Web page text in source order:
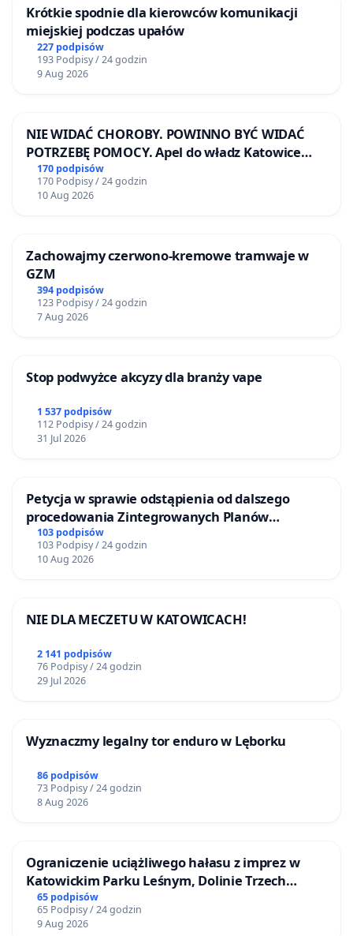
Krótkie spodnie dla kierowców komunikacji
miejskiej podczas upałów
227 podpisów
193 Podpisy / 24 godzin
9 Aug 2026
NIE WIDAĆ CHOROBY. POWINNO BYĆ WIDAĆ
POTRZEBĘ POMOCY. Apel do władz Katowice
Airport o przystąpienie do programu HIDDEN
DISABILITIES SUNFLOWER – SŁONECZNIK –
UKRYTE NIEPEŁNOSPRAWNOŚCI
170 podpisów
170 Podpisy / 24 godzin
10 Aug 2026
Zachowajmy czerwono-kremowe tramwaje w
GZM
394 podpisów
123 Podpisy / 24 godzin
7 Aug 2026
Stop podwyżce akcyzy dla branży vape
1 537 podpisów
112 Podpisy / 24 godzin
31 Jul 2026
Petycja w sprawie odstąpienia od dalszego
procedowania Zintegrowanych Planów
Inwestycyjnych „Myślenice – Barnasiówka” oraz
„Myślenice – Bukówka”
103 podpisów
103 Podpisy / 24 godzin
10 Aug 2026
NIE DLA MECZETU W KATOWICACH!
2 141 podpisów
76 Podpisy / 24 godzin
29 Jul 2026
Wyznaczmy legalny tor enduro w Lęborku
86 podpisów
73 Podpisy / 24 godzin
8 Aug 2026
Ograniczenie uciążliwego hałasu z imprez w
Katowickim Parku Leśnym, Dolinie Trzech
Stawów i na Lotnisku Muchowiec
65 podpisów
65 Podpisy / 24 godzin
9 Aug 2026